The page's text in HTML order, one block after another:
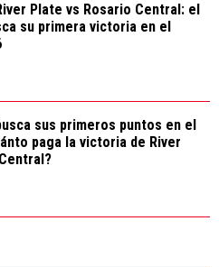
Plate vs Rosario Central: el
su primera victoria en el
sus primeros puntos en el
paga la victoria de River